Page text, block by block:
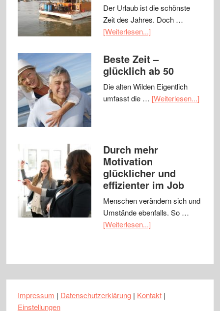
Der Urlaub ist die schönste
Zeit des Jahres. Doch …
[Weiterlesen...]
Beste Zeit –
glücklich ab 50
Die alten Wilden Eigentlich
umfasst die … [Weiterlesen...]
Durch mehr
Motivation
glücklicher und
effizienter im Job
Menschen verändern sich und
Umstände ebenfalls. So …
[Weiterlesen...]
Impressum | Datenschutzerklärung| Kontakt|
Einstellungen